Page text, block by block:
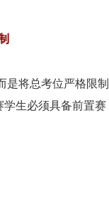
是将总考位严格限制
生必须具备前置赛